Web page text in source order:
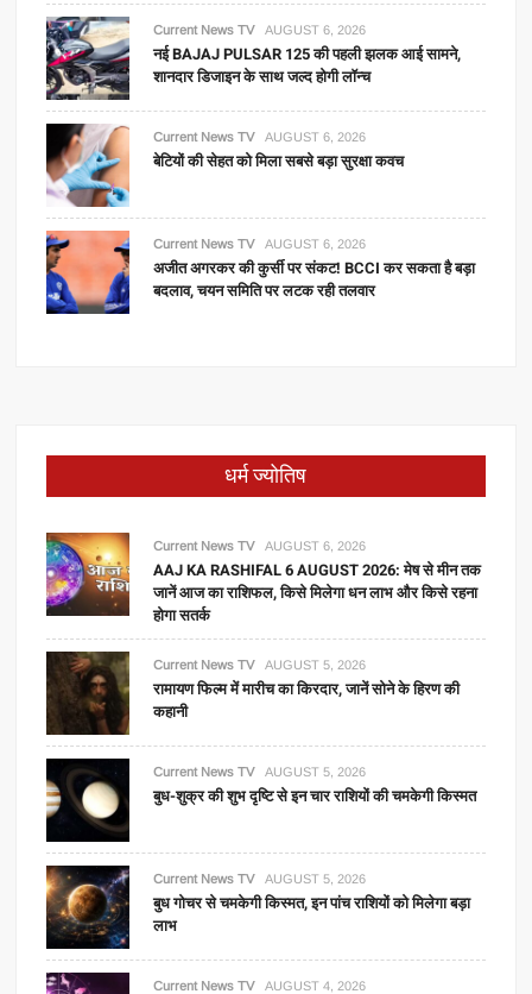
Current News TV AUGUST 6, 2026
नई BAJAJ PULSAR 125 की पहली झलक आई सामने,
शानदार डिजाइन के साथ जल्द होगी लॉन्च
Current News TV AUGUST 6, 2026
बेटियों की सेहत को मिला सबसे बड़ा सुरक्षा कवच
Current News TV AUGUST 6, 2026
अजीत अगरकर की कुर्सी पर संकट! BCCI कर सकता है बड़ा
बदलाव, चयन समिति पर लटक रही तलवार
धर्म ज्योतिष
Current News TV AUGUST 6, 2026
AAJ KA RASHIFAL 6 AUGUST 2026: मेष से मीन तक
जानें आज का राशिफल, किसे मिलेगा धन लाभ और किसे रहना
होगा सतर्क
Current News TV AUGUST 5, 2026
रामायण फिल्म में मारीच का किरदार, जानें सोने के हिरण की
कहानी
Current News TV AUGUST 5, 2026
बुध-शुक्र की शुभ दृष्टि से इन चार राशियों की चमकेगी किस्मत
Current News TV AUGUST 5, 2026
बुध गोचर से चमकेगी किस्मत, इन पांच राशियों को मिलेगा बड़ा
लाभ
Current News TV AUGUST 4, 2026